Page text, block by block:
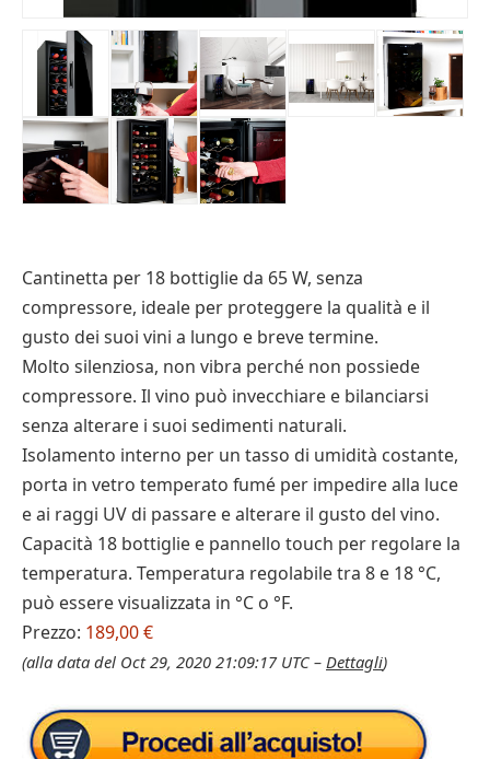
Cantinetta per 18 bottiglie da 65 W, senza
compressore, ideale per proteggere la qualità e il
gusto dei suoi vini a lungo e breve termine.
Molto silenziosa, non vibra perché non possiede
compressore. Il vino può invecchiare e bilanciarsi
senza alterare i suoi sedimenti naturali.
Isolamento interno per un tasso di umidità costante,
porta in vetro temperato fumé per impedire alla luce
e ai raggi UV di passare e alterare il gusto del vino.
Capacità 18 bottiglie e pannello touch per regolare la
temperatura. Temperatura regolabile tra 8 e 18 °C,
può essere visualizzata in °C o °F.
Prezzo: 189,00 €
(alla data del Oct 29, 2020 21:09:17 UTC – Dettagli)